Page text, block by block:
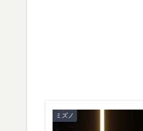
ミズノ